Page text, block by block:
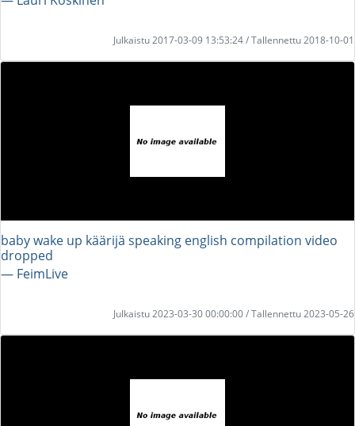
Julkaistu 2017-03-09 13:53:24 / Tallennettu 2018-10-01
baby wake up käärijä speaking english compilation video
dropped
― FeimLive
Julkaistu 2023-03-30 00:00:00 / Tallennettu 2023-05-26